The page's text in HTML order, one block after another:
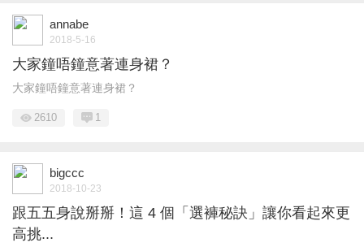
annabe
2018-5-16
大家鐘唔鐘意著連身裙？
大家鐘唔鐘意著連身裙？
2610 1
bigccc
2018-10-23
跟五五身說掰掰！這 4 個「選褲秘訣」讓你看起來更
高挑...